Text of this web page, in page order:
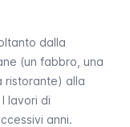
dalla
(un fabbro, una
ristorante) alla
lavori di
anni.